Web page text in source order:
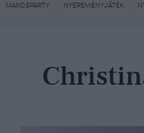
MANCSPARTY NYEREMÉNYJÁTÉK